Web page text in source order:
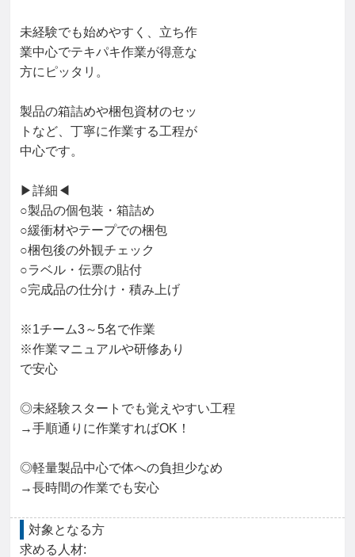
未経験でも始めやすく、立ち作
業中心でテキパキ作業が得意な
方にピッタリ。
製品の箱詰めや梱包資材のセッ
トなど、丁寧に作業する工程が
中心です。
▶詳細◀︎
○製品の個包装・箱詰め
○緩衝材やテープでの梱包
○梱包後の外観チェック
○ラベル・伝票の貼付
○完成品の仕分け・積み上げ
※1チーム3～5名で作業
※作業マニュアルや研修あり
で安心
◎未経験スタートでも覚えやすい工程
→手順通りに作業すればOK！
◎軽量製品中心で体への負担少なめ
→長時間の作業でも安心
対象となる方
求める人材: